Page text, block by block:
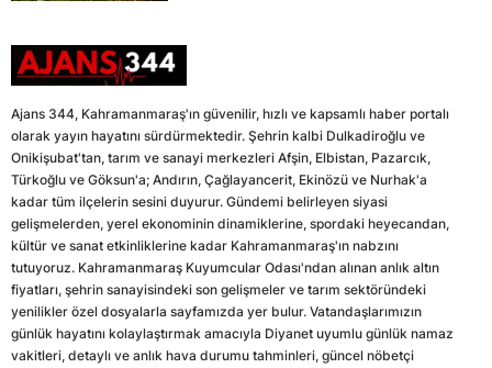
Ajans 344, Kahramanmaraş'ın güvenilir, hızlı ve kapsamlı haber portalı
olarak yayın hayatını sürdürmektedir. Şehrin kalbi Dulkadiroğlu ve
Onikişubat'tan, tarım ve sanayi merkezleri Afşin, Elbistan, Pazarcık,
Türkoğlu ve Göksun'a; Andırın, Çağlayancerit, Ekinözü ve Nurhak'a
kadar tüm ilçelerin sesini duyurur. Gündemi belirleyen siyasi
gelişmelerden, yerel ekonominin dinamiklerine, spordaki heyecandan,
kültür ve sanat etkinliklerine kadar Kahramanmaraş'ın nabzını
tutuyoruz. Kahramanmaraş Kuyumcular Odası'ndan alınan anlık altın
fiyatları, şehrin sanayisindeki son gelişmeler ve tarım sektöründeki
yenilikler özel dosyalarla sayfamızda yer bulur. Vatandaşlarımızın
günlük hayatını kolaylaştırmak amacıyla Diyanet uyumlu günlük namaz
vakitleri, detaylı ve anlık hava durumu tahminleri, güncel nöbetçi